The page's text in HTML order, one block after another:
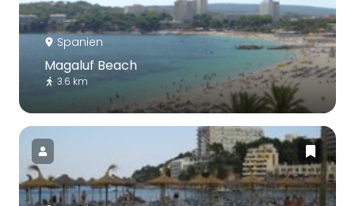
Spanien
Magaluf Beach
3.6 km